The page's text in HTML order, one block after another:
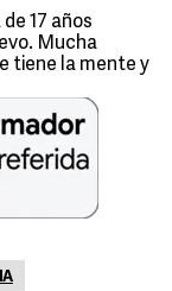
17 años
Mucha
tiene la mente y